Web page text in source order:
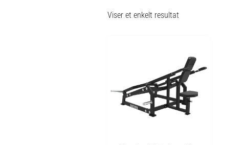
Viser et enkelt resultat